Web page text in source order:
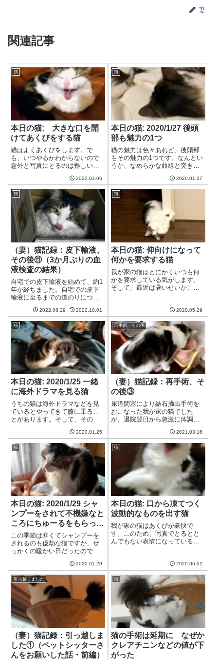
妻
関連記事
猫
本日の猫: 大きな口を開
けてあくびをする猫
猫はよくあくびをします。で
も、いつやるかわからないので
意外と写真にとるのは難しいで
うちの猫があくびをしている姿
を撮影することができました。
気持ちよさそうにあくびをする
猫猫ああ、よく寝たわね。それ
じゃそろそろ行動を...
2020.03.06
猫
本日の猫: 2020/1/27 後頭
部も魅力の1つ
猫の魅力は色々あれど、後頭部
もその魅力の1つです。なんとい
うか、なめらかな曲線と突き出
かな後頭部をさらして眠る猫猫
あ～あ、今日も寝疲れたわね。
寝るわね。夫おお、後頭部が!!夫
しかし正面も捨てがたい!!寝てる
猫、前...
2020.01.27
猫
（妻）猫記録：皮下輸液、
その後⑪（3か月ぶりの血
液検査の結果）
自宅での皮下輸液を始めて、約1
年が経ちました。自宅での皮下
輸液に至るまでの道のりについ
①～⑩をご覧ください。自宅で
の皮下輸液に必要なものや費
用、やり方、失敗例などを載せ
ています。詳しくはこちら。
⇒自宅での皮下輸...
2022.08.29 2022.10.01
猫
本日の猫: 仰向けになって
何かを要求する猫
我が家の猫はとにかくいつも何
かを要求している気がします。
そして、最近は暑いせいかこん
りづらいのが難点です。あおむ
けになって要求する猫猫妻さ
ん、妻さん、あれが欲しいんで
すよ。あれを下さい...
2020.05.29
猫
本日の猫: 2020/1/25 一緒
に海外ドラマを見る猫
うちの猫は海外ドラマなどを見
ているとやってきて膝に乗るこ
とがあります。そして、そのま
す。メンタリストを見る猫猫
む、何か興味深いのを見てるわ
ね夫猫さんも一緒に見ますか?猫
このドラマ、意外と面白いじゃ
ない
2020.01.25
再手術、その後
（妻）猫記録：再手術、そ
の後③
尿道閉塞により結石摘出手術を
おこなった我が家の猫でした
が、退院翌日から急激に体調が
れない」「吐き続ける」「下痢
が続く」といった症状が続く
中、やむなくウェットご飯や流
動食の強制給餌を始めるも、な
かなかうまく行きませ...
2021.03.16
猫
本日の猫: 2020/1/29 シャ
ンプーをされて不機嫌なと
ころにちゅーるをもらって
ご機嫌になる猫
この季節は寒くてシャンプーを
されるのも億劫な猫ですが、せ
っかくの暖かい日だったのでや
きらいなので不機嫌になります
が、ちゅーるですぐに機嫌を直
します。とびきりちゅーるに飛
びつく猫猫まったく、あいつら
またシャンプーを...
2020.01.29
猫
本日の猫: 口から凍てつく
波動的なものを出す猫
我が家の猫はあくびが豪快で
す。このため、写真でとるとと
んでもない表情になっているこ
力をどんどん強化してるわね。
だめね。そんな時はこれ!!猫いて
つくはどう!!猫・・・なんてね。
冗談冗...
2020.06.02
引っ越しました
（妻）猫記録：引っ越しま
した①（ペットシッターさ
んをお願いした話・前編）
猫
猫の手術は延期に なぜか
クレアチニンなどの値が下
がった